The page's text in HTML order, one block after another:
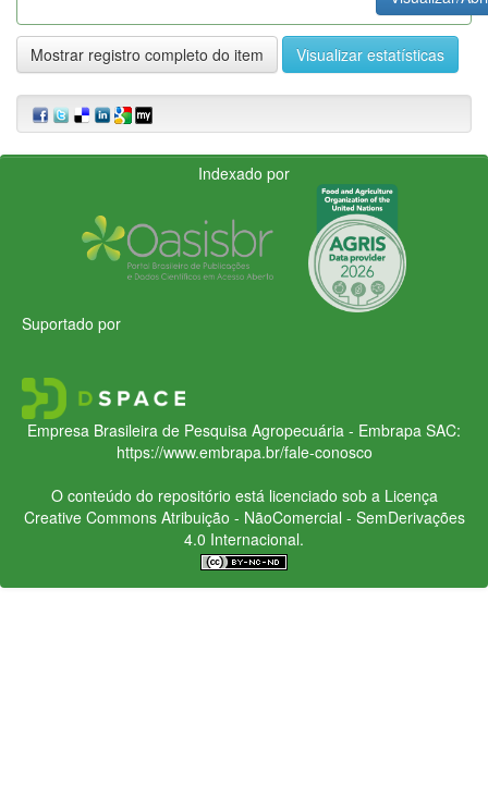
Mostrar registro completo do item Visualizar estatísticas
Indexado por
Suportado por
Empresa Brasileira de Pesquisa Agropecuária - Embrapa SAC:
https://www.embrapa.br/fale-conosco
O conteúdo do repositório está licenciado sob a Licença
Creative CommonsAtribuição - NãoComercial - SemDerivações
4.0 Internacional.